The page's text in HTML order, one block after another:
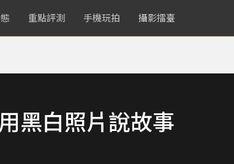
重點評測 手機玩拍 攝影擂臺
黑白照片說故事